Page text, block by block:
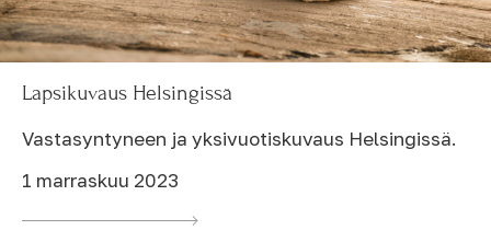
Lapsikuvaus Helsingissä
Vastasyntyneen ja yksivuotiskuvaus Helsingissä.
1 marraskuu 2023